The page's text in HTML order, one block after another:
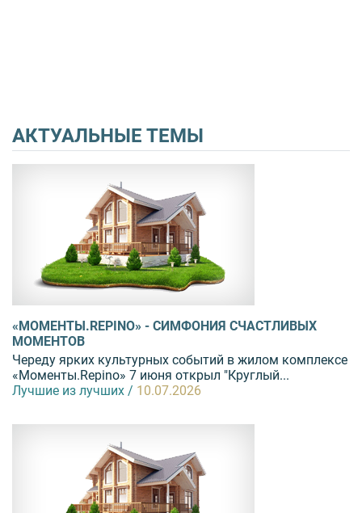
АКТУАЛЬНЫЕ ТЕМЫ
«МОМЕНТЫ.REPINO» - СИМФОНИЯ СЧАСТЛИВЫХ
МОМЕНТОВ
Череду ярких культурных событий в жилом комплексе
«Моменты.Repino» 7 июня открыл "Круглый...
Лучшие из лучших / 10.07.2026